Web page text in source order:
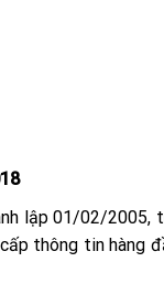
lập 01/02/2005,
thông tin hàng